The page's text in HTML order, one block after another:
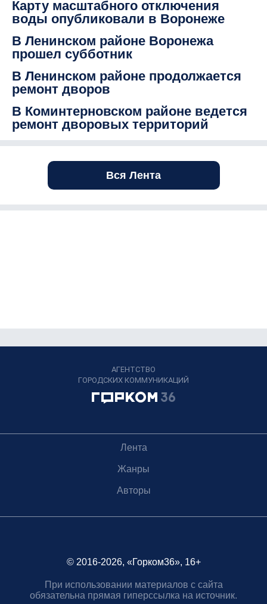
Карту масштабного отключения
воды опубликовали в Воронеже
В Ленинском районе Воронежа
прошел субботник
В Ленинском районе продолжается
ремонт дворов
В Коминтерновском районе ведется
ремонт дворовых территорий
Вся Лента
АГЕНТСТВО
ГОРОДСКИХ КОММУНИКАЦИЙ
Лента
Жанры
Авторы
© 2016-2026, «Горком36», 16+
При использовании материалов с сайта
обязательна прямая гиперссылка на источник.